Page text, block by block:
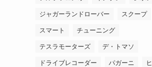
ジャガーランドローバー スクープ
スマート チューニング
テスラモーターズ デ・トマソ
ドライブレコーダー パガーニ